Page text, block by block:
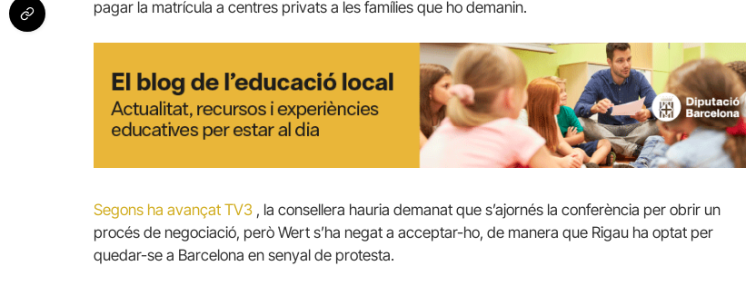
pagar la matrícula a centres privats a les famílies que ho demanin.
Segons ha avançat TV3 , la consellera hauria demanat que s’ajornés la conferència per obrir un
procés de negociació, però Wert s’ha negat a acceptar-ho, de manera que Rigau ha optat per
quedar-se a Barcelona en senyal de protesta.